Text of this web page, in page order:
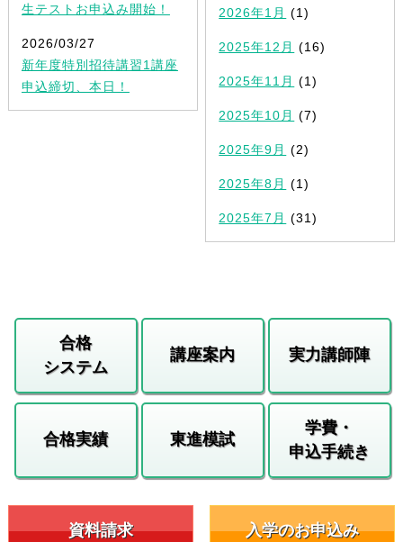
生テストお申込み開始！
2026/03/27
新年度特別招待講習1講座
申込締切、本日！
2026年1月 (1)
2025年12月 (16)
2025年11月 (1)
2025年10月 (7)
2025年9月 (2)
2025年8月 (1)
2025年7月 (31)
合格
システム
講座案内 実力講師陣
合格実績 東進模試
学費・
申込手続き
資料請求 入学のお申込み